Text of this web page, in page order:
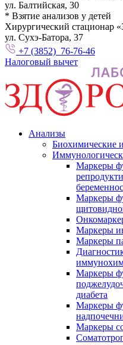
ул. Балтийская, 30
* Взятие анализов у детей
Хирургический стационар
ул. Сухэ-Батора, 37
+7 (3852) 76-76-46
Налоговый вычет
Анализы
Биохимические
Маркеры
Маркеры
Маркеры
Маркеры
Маркеры
диабета
Маркеры
Маркеры